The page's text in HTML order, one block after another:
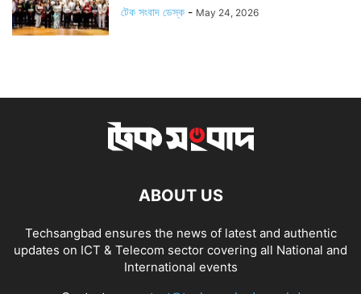
টেক সংবাদ ডেস্ক - May 24, 2026
ABOUT US
Techsangbad ensures the news of latest and authentic
updates on ICT & Telecom sector covering all National and
International events